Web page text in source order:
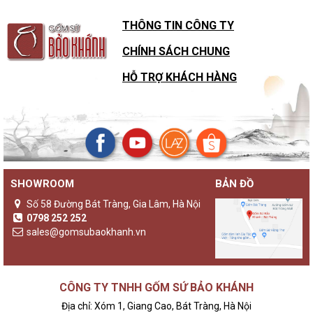
Sự khác biệt của đèn gốm Bảo Khánh với các loại đèn ngủ
khác
Không chỉ là một sản phẩm đèn ngủ thông thường,đèn gốm
Bảo Khánhluôn là những sản phẩm độc bản, lưu giữ giá trị
truyền thống và nghệ thuật được ve vuốt trên tường đường
cong nét vẽ.
Là sự lưu giữ truyền thống theo hơi thở hiện đại
THÔNG TIN CÔNG TY
CHÍNH SÁCH CHUNG
HỖ TRỢ KHÁCH HÀNG
SHOWROOM
Số 58 Đường Bát Tràng, Gia Lâm, Hà Nội
0798 252 252
sales@gomsubaokhanh.vn
BẢN ĐỒ
CÔNG TY TNHH GỐM SỨ BẢO KHÁNH
Địa chỉ: Xóm 1, Giang Cao, Bát Tràng, Hà Nội